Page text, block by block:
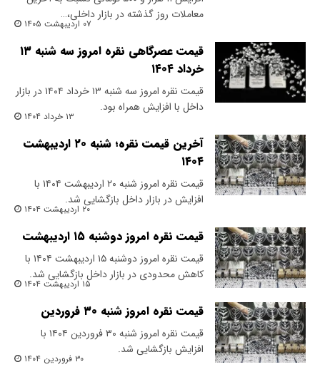
معاملات روز گذشته در بازار داخلی،…
۰۷ اردیبهشت ۱۴۰۵
قیمت عصرگاهی نقره امروز سه شنبه ۱۳
خرداد ۱۴۰۴
قیمت نقره امروز سه شنبه ۱۳ خرداد ۱۴۰۴ در بازار
داخل با افزایش همراه بود.
۱۳ خرداد ۱۴۰۴
آخرین قیمت نقره؛ شنبه ۲۰ اردیبهشت
۱۴۰۴
قیمت نقره امروز شنبه ۲۰ اردیبهشت ۱۴۰۴ با
افزایش در بازار داخل بازگشایی شد.
۲۰ اردیبهشت ۱۴۰۴
قیمت نقره امروز دوشنبه ۱۵ اردیبهشت
قیمت نقره امروز دوشنبه ۱۵ اردیبهشت ۱۴۰۴ با
کاهش محدودی در بازار داخل بازگشایی شد.
۱۵ اردیبهشت ۱۴۰۴
قیمت نقره امروز شنبه ۳۰ فروردین
قیمت نقره امروز شنبه ۳۰ فروردین ۱۴۰۴ با
افزایش بازگشایی شد.
۳۰ فروردین ۱۴۰۴